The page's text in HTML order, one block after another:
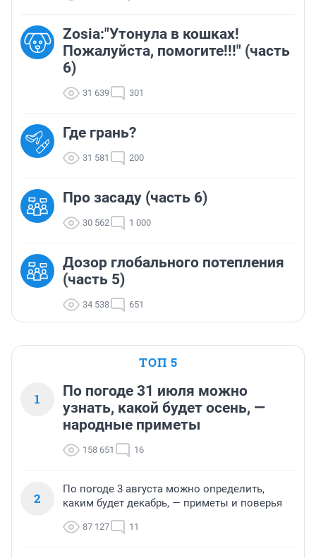
Zosia:"Утонула в кошках!
Пожалуйста, помогите!!!" (часть
6)
31 639 301
Где грань?
31 581 200
Про засаду (часть 6)
30 562 1 000
Дозор глобального потепления
(часть 5)
34 538 651
ТОП 5
1
По погоде 31 июля можно
узнать, какой будет осень, —
народные приметы
158 651 16
2
По погоде 3 августа можно определить,
каким будет декабрь, — приметы и поверья
87 127 11